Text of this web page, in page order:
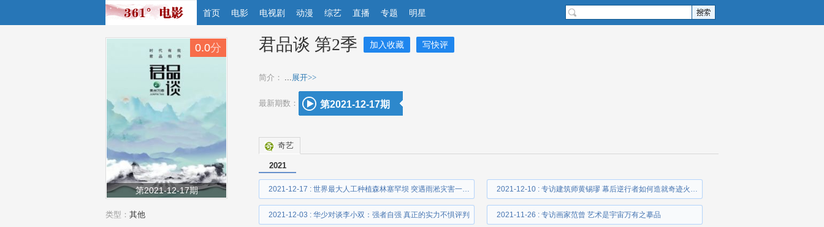
首页 电影 电视剧 动漫 综艺 直播 专题 明星
君品谈 第2季 加入收藏 写快评
简介： ...展开>>
最新期数： 第2021-12-17期
奇艺
2021
2021-12-17 : 世界最大人工种植森林塞罕坝 突遇雨淞灾害一夜被毁 2021-12-10 : 专访建筑师黄锡璆 幕后逆行者如何造就奇迹火神山
2021-12-03 : 华少对谈李小双：强者自强 真正的实力不惧评判 2021-11-26 : 专访画家范曾 艺术是宇宙万有之摹品
0.0分
第2021-12-17期
类型： 其他